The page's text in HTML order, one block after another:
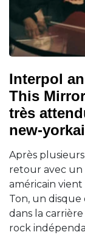
Interpol
This
très
new-
Après
retour avec
américain vient
Ton, un
dans la
rock